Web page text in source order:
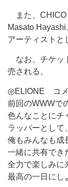
また、CHICO
Masato
アーティストと
なお、チケッ
売される。
◎ELIONE コメ
前回のWWWで
色んなことにチ
ラッパーとして
俺もみんなも成
一緒に共有でき
全力で楽しみに
最高の一日にし